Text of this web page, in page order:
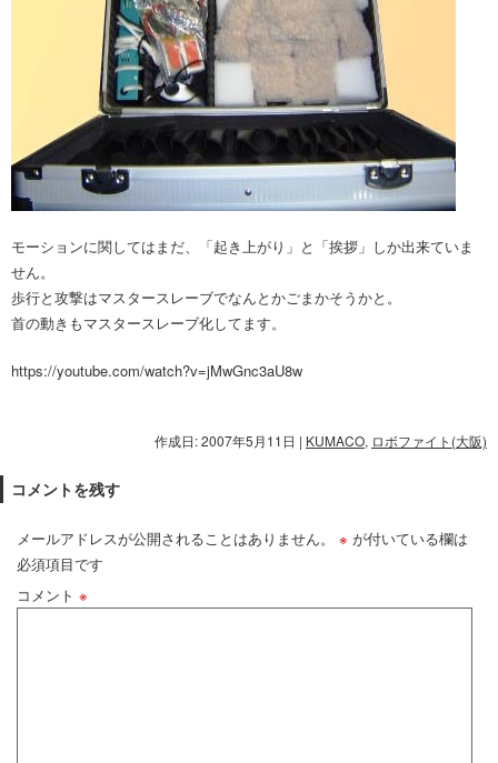
モーションに関してはまだ、「起き上がり」と「挨拶」しか出来ていま
せん。
歩行と攻撃はマスタースレーブでなんとかごまかそうかと。
首の動きもマスタースレーブ化してます。
https://youtube.com/watch?v=jMwGnc3aU8w
作成日: 2007年5月11日 | KUMACO, ロボファイト(大阪)
コメントを残す
メールアドレスが公開されることはありません。 ※ が付いている欄は
必須項目です
コメント ※